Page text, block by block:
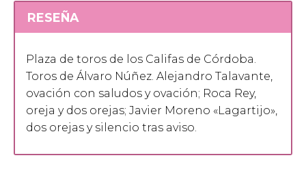
RESEÑA
Plaza de toros de los Califas de Córdoba.
Toros de Álvaro Núñez. Alejandro Talavante,
ovación con saludos y ovación; Roca Rey,
oreja y dos orejas; Javier Moreno «Lagartijo»,
dos orejas y silencio tras aviso.